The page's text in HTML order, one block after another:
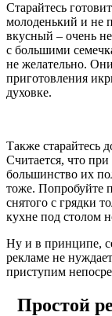
Старайтесь
молоденький и не
вкусный – очень
с большими
не желательно.
приготовления
духовке.
Также старайтесь
Считается, что
большинство их
тоже. Попробуйте
снятого с грядки
кухне под столом
Ну и в принципе,
рекламе не
приступим
Простой